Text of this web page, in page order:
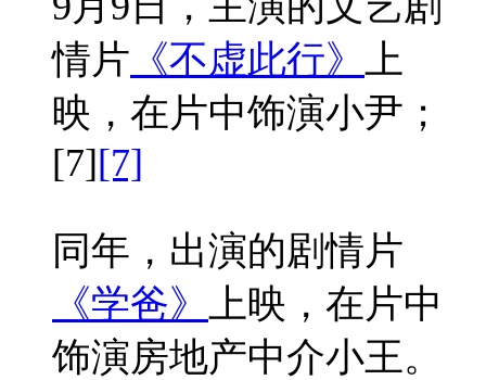
情片 《不虚此行》
上
映，在片中饰演小尹；
[7][7]
同年，出演的剧情片
《学爸》
上映，在片中
饰演房地产中介小王。